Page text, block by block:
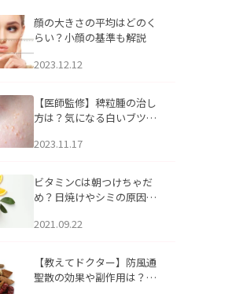
顔の大きさの平均はどのく
らい？小顔の基準も解説
2023.12.12
【医師監修】稗粒腫の治し
方は？気になる白いブツブ
アについて
2023.11.17
ビタミンCは朝つけちゃだ
め？日焼けやシミの原因に
2021.09.22
【教えてドクター】防風通
聖散の効果や副作用は？長